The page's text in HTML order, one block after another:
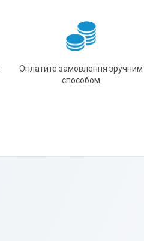
Оплатите замовлення зручним
способом